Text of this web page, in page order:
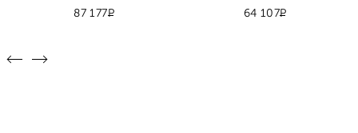
87 177Р
64 107Р